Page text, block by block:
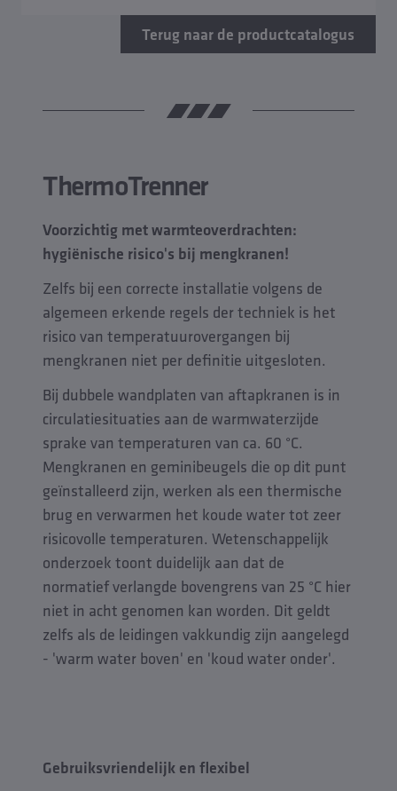
Terug naar de productcatalogus
ThermoTrenner
Voorzichtig met warmteoverdrachten:
hygiënische risico's bij mengkranen!
Zelfs bij een correcte installatie volgens de
algemeen erkende regels der techniek is het
risico van temperatuurovergangen bij
mengkranen niet per definitie uitgesloten.
Bij dubbele wandplaten van aftapkranen is in
circulatiesituaties aan de warmwaterzijde
sprake van temperaturen van ca. 60 °C.
Mengkranen en geminibeugels die op dit punt
geïnstalleerd zijn, werken als een thermische
brug en verwarmen het koude water tot zeer
risicovolle temperaturen. Wetenschappelijk
onderzoek toont duidelijk aan dat de
normatief verlangde bovengrens van 25 °C hier
niet in acht genomen kan worden. Dit geldt
zelfs als de leidingen vakkundig zijn aangelegd
- 'warm water boven' en 'koud water onder'.
Gebruiksvriendelijk en flexibel